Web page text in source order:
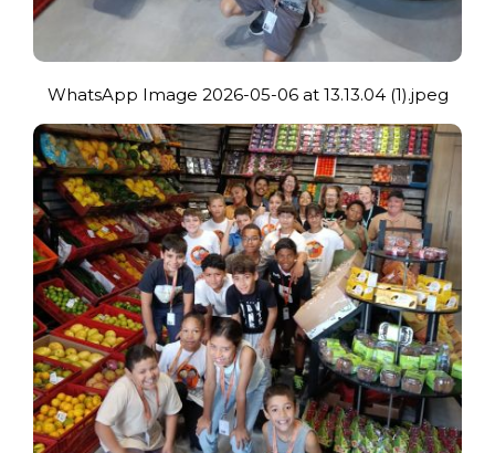
WhatsApp Image 2026-05-06 at 13.13.04 (1).jpeg